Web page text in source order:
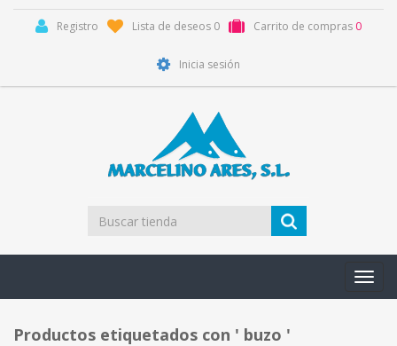
Registro Lista de deseos 0 Carrito de compras 0
Inicia sesión
Productos etiquetados con ' buzo '